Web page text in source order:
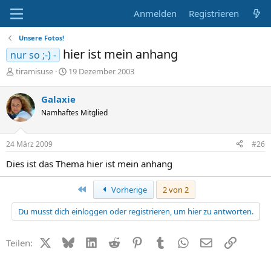
Anmelden Registrieren
Unsere Fotos!
nur so ;-) - hier ist mein anhang
E
s
t
e
l
l
e
tiramisuse
E
t
e
l
m
19 Dezember 2003
Galaxie
Namhaftes Mitglied
24 März 2009 #26
Dies ist das Thema hier ist mein anhang
Erste Vorherige
2 von 2
Du musst dich einloggen oder registrieren, um hier zu antworten.
Teilen: X (Twitter)
BlueskyLinkedIn
Reddit PinterestTumblr WhatsApp
E-MailLink